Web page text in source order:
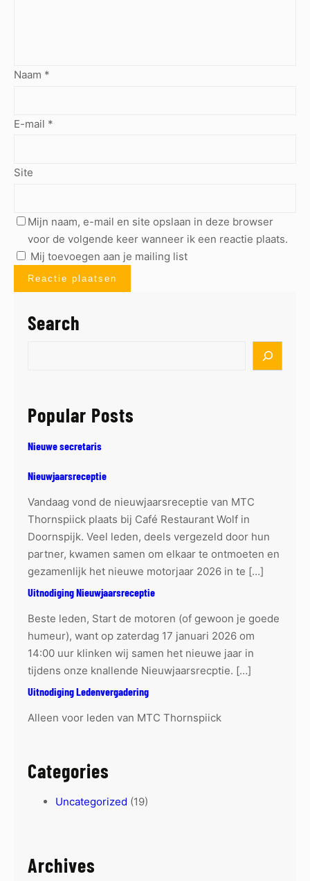
Naam *
E-mail *
Site
Mijn naam, e-mail en site opslaan in deze browser
voor de volgende keer wanneer ik een reactie plaats.
Mij toevoegen aan je mailing list
Search
c
Popular Posts
Nieuwe secretaris
Nieuwjaarsreceptie
Vandaag vond de nieuwjaarsreceptie van MTC
Thornspiick plaats bij Café Restaurant Wolf in
Doornspijk. Veel leden, deels vergezeld door hun
partner, kwamen samen om elkaar te ontmoeten en
gezamenlijk het nieuwe motorjaar 2026 in te […]
Uitnodiging Nieuwjaarsreceptie
Beste leden, Start de motoren (of gewoon je goede
humeur), want op zaterdag 17 januari 2026 om
14:00 uur klinken wij samen het nieuwe jaar in
tijdens onze knallende Nieuwjaarsrecptie. […]
Uitnodiging Ledenvergadering
Alleen voor leden van MTC Thornspiick
Categories
Uncategorized (19)
Archives